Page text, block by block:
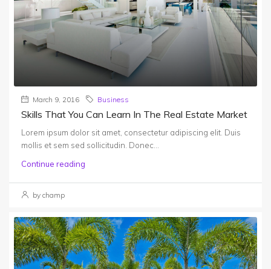
March 9, 2016 Business
Skills That You Can Learn In The Real Estate Market
Lorem ipsum dolor sit amet, consectetur adipiscing elit. Duis
mollis et sem sed sollicitudin. Donec...
Continue reading
by champ